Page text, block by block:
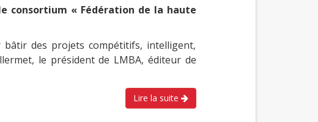
consortium « Fédération de la haute
des projets compétitifs, intelligent,
le président de LMBA, éditeur de
Lire la suite